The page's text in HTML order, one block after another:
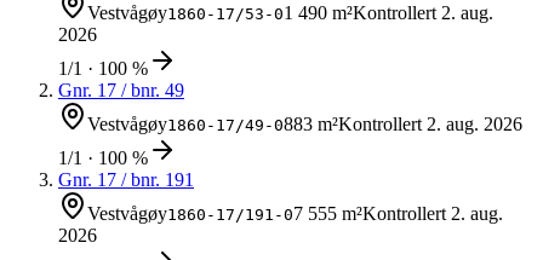
Vestvågøy1860-17/53-01 490 m²Kontrollert 2. aug.
2026
1/1 · 100 %
Gnr. 17 / bnr. 49
Vestvågøy1860-17/49-0883 m²Kontrollert 2. aug. 2026
1/1 · 100 %
Gnr. 17 / bnr. 191
Vestvågøy1860-17/191-07 555 m²Kontrollert 2. aug.
2026